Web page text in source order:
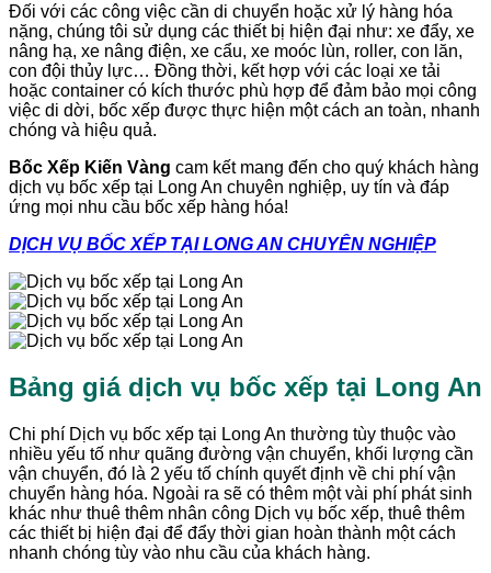
Đối với các công việc cần di chuyển hoặc xử lý hàng hóa
nặng, chúng tôi sử dụng các thiết bị hiện đại như: xe đẩy, xe
nâng hạ, xe nâng điện, xe cẩu, xe moóc lùn, roller, con lăn,
con đội thủy lực… Đồng thời, kết hợp với các loại xe tải
hoặc container có kích thước phù hợp để đảm bảo mọi công
việc di dời, bốc xếp được thực hiện một cách an toàn, nhanh
chóng và hiệu quả.
Bốc Xếp Kiến Vàng cam kết mang đến cho quý khách hàng
dịch vụ bốc xếp tại Long An chuyên nghiệp, uy tín và đáp
ứng mọi nhu cầu bốc xếp hàng hóa!
DỊCH VỤ BỐC XẾP TẠI LONG AN CHUYÊN NGHIỆP
Bảng giá dịch vụ bốc xếp tại Long An
Chi phí Dịch vụ bốc xếp tại Long An thường tùy thuộc vào
nhiều yếu tố như quãng đường vận chuyển, khối lượng cần
vận chuyển, đó là 2 yếu tố chính quyết định về chi phí vận
chuyển hàng hóa. Ngoài ra sẽ có thêm một vài phí phát sinh
khác như thuê thêm nhân công Dịch vụ bốc xếp, thuê thêm
các thiết bị hiện đại để đẩy thời gian hoàn thành một cách
nhanh chóng tùy vào nhu cầu của khách hàng.